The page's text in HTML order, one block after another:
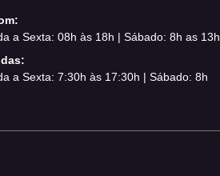
a Sexta: 08h às 18h | Sábado: 8h as 13h
a Sexta: 7:30h às 17:30h | Sábado: 8h